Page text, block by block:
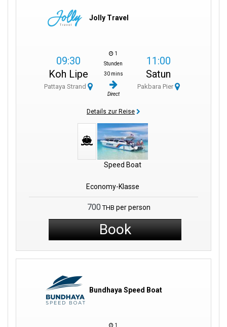
Jolly Travel
09:30
Koh Lipe
Pattaya Strand
1
Stunden
30 mins
Direct
11:00
Satun
Pakbara Pier
Details zur Reise
Speed Boat
Economy-Klasse
700 THB per person
Book
Bundhaya Speed Boat
1